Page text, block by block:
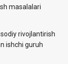
masalalari
rivojlantirish
ishchi guruh